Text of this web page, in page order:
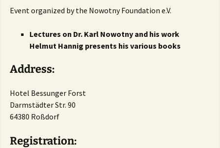
Event organized by the Nowotny Foundation e.V.
Lectures on Dr. Karl Nowotny and his work
Helmut Hannig presents his various books
Address:
Hotel Bessunger Forst
Darmstädter Str. 90
64380 Roßdorf
Registration: